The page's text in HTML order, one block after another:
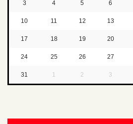
3 4 5 6
10 11 12 13
17 18 19 20
24 25 26 27
31 1 2 3